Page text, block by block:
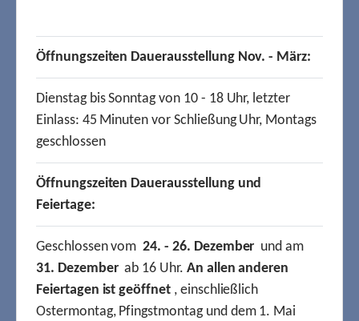
Öffnungszeiten Dauerausstellung Nov. - März:
Dienstag bis Sonntag von 10 - 18 Uhr, letzter
Einlass: 45 Minuten vor Schließung Uhr, Montags
geschlossen
Öffnungszeiten Dauerausstellung und
Feiertage:
Geschlossen vom24. - 26. Dezember und am
31. Dezemberab 16 Uhr. An allen anderen
Feiertagen ist geöffnet, einschließlich
Ostermontag, Pfingstmontag und dem 1. Mai